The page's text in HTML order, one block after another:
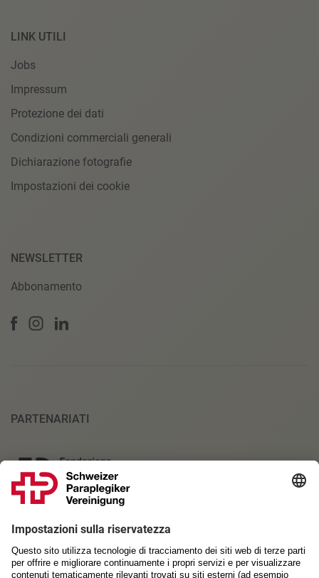
LINK UTILI
Jobs
Impressum
Protezione dei dati
Condizioni commerciali generali
Dichiarazione fotografie
Impostazioni dei cookie
NEWSLETTER
Abbonamento
PARTENARIATI